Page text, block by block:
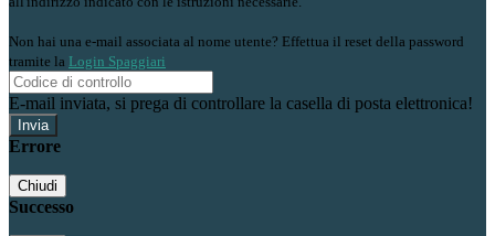
Non hai una e-mail associata al nome utente? Effettua il reset della password
tramite la Login Spaggiari
E-mail inviata, si prega di controllare la casella di posta elettronica!
Errore
Chiudi
Successo